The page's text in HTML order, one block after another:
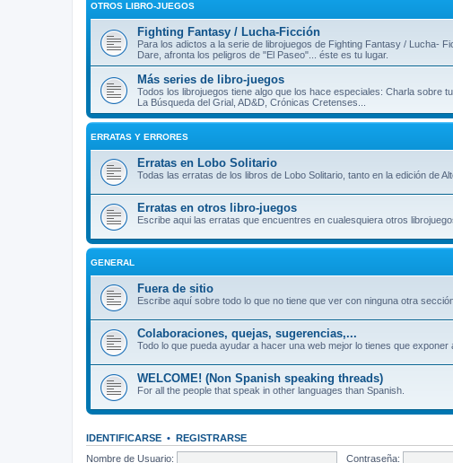
OTROS LIBRO-JUEGOS
Fighting Fantasy / Lucha-Ficción
Para los adictos a la serie de librojuegos de Fighting Fantasy / Lucha-
Dare, afronta los peligros de "El Paseo"... éste es tu lugar.
Más series de libro-juegos
Todos los librojuegos tiene algo que los hace especiales: Charla sobre
La Búsqueda del Grial, AD&D, Crónicas Cretenses...
ERRATAS Y ERRORES
Erratas en Lobo Solitario
Todas las erratas de los libros de Lobo Solitario, tanto en la edición de
Erratas en otros libro-juegos
Escribe aqui las erratas que encuentres en cualesquiera otros
GENERAL
Fuera de sitio
Escribe aquí sobre todo lo que no tiene que ver con ninguna otra
Colaboraciones, quejas, sugerencias,...
Todo lo que pueda ayudar a hacer una web mejor lo tienes que
WELCOME! (Non Spanish speaking threads)
For all the people that speak in other languages than Spanish.
IDENTIFICARSE • REGISTRARSE
Nombre de Usuario:
Contraseña: